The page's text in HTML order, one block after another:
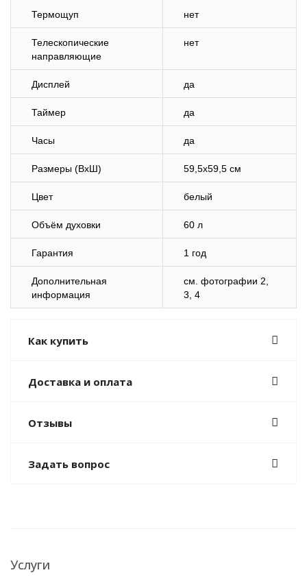
Термощуп нет
Телескопические
направляющие
нет
Дисплей да
Таймер да
Часы да
Размеры (ВхШ) 59,5х59,5 см
Цвет белый
Объём духовки 60 л
Гарантия 1 год
Дополнительная
информация
cм. фотографии 2,
3, 4
Как купить
Доставка и оплата
Отзывы
Задать вопрос
Услуги